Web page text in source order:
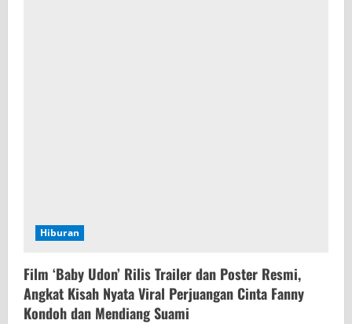
Hiburan
Film ‘Baby Udon’ Rilis Trailer dan Poster Resmi,
Angkat Kisah Nyata Viral Perjuangan Cinta Fanny
Kondoh dan Mendiang Suami